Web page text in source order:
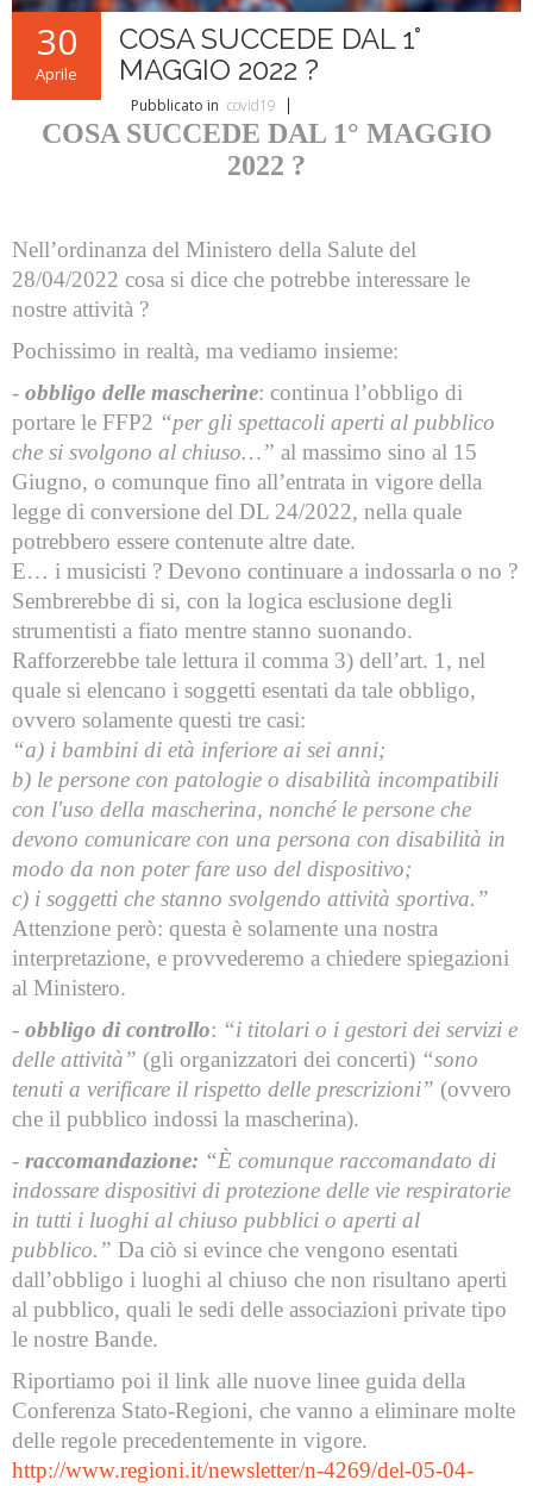
30
Aprile
COSA SUCCEDE DAL 1°
MAGGIO 2022 ?
Pubblicato in covid19
COSA SUCCEDE DAL 1° MAGGIO
2022 ?
Nell’ordinanza del Ministero della Salute del
28/04/2022 cosa si dice che potrebbe interessare le
nostre attività ?
Pochissimo in realtà, ma vediamo insieme:
- obbligo delle mascherine: continua l’obbligo di
portare le FFP2 “per gli spettacoli aperti al pubblico
che si svolgono al chiuso…” al massimo sino al 15
Giugno, o comunque fino all’entrata in vigore della
legge di conversione del DL 24/2022, nella quale
potrebbero essere contenute altre date.
E… i musicisti ? Devono continuare a indossarla o no ?
Sembrerebbe di si, con la logica esclusione degli
strumentisti a fiato mentre stanno suonando.
Rafforzerebbe tale lettura il comma 3) dell’art. 1, nel
quale si elencano i soggetti esentati da tale obbligo,
ovvero solamente questi tre casi:
“a) i bambini di età inferiore ai sei anni;
b) le persone con patologie o disabilità incompatibili
con l'uso della mascherina, nonché le persone che
devono comunicare con una persona con disabilità in
modo da non poter fare uso del dispositivo;
c) i soggetti che stanno svolgendo attività sportiva.”
Attenzione però: questa è solamente una nostra
interpretazione, e provvederemo a chiedere spiegazioni
al Ministero.
- obbligo di controllo: “i titolari o i gestori dei servizi e
delle attività” (gli organizzatori dei concerti) “sono
tenuti a verificare il rispetto delle prescrizioni” (ovvero
che il pubblico indossi la mascherina).
- raccomandazione: “È comunque raccomandato di
indossare dispositivi di protezione delle vie respiratorie
in tutti i luoghi al chiuso pubblici o aperti al
pubblico.” Da ciò si evince che vengono esentati
dall’obbligo i luoghi al chiuso che non risultano aperti
al pubblico, quali le sedi delle associazioni private tipo
le nostre Bande.
Riportiamo poi il link alle nuove linee guida della
Conferenza Stato-Regioni, che vanno a eliminare molte
delle regole precedentemente in vigore.
http://www.regioni.it/newsletter/n-4269/del-05-04-
Legislativa
Didattica
Brani d'obbligo 2008
Linee guida letteratura bandistica
RISORSE PER I COMPOSITORI
Brani da concorso